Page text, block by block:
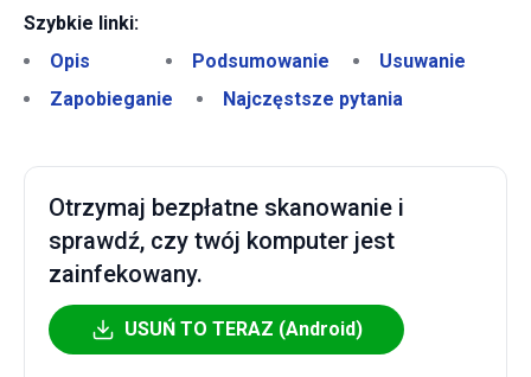
Szybkie linki:
Opis
Podsumowanie
Usuwanie
Zapobieganie
Najczęstsze pytania
Otrzymaj bezpłatne skanowanie i
sprawdź, czy twój komputer jest
zainfekowany.
USUŃ TO TERAZ (Android)